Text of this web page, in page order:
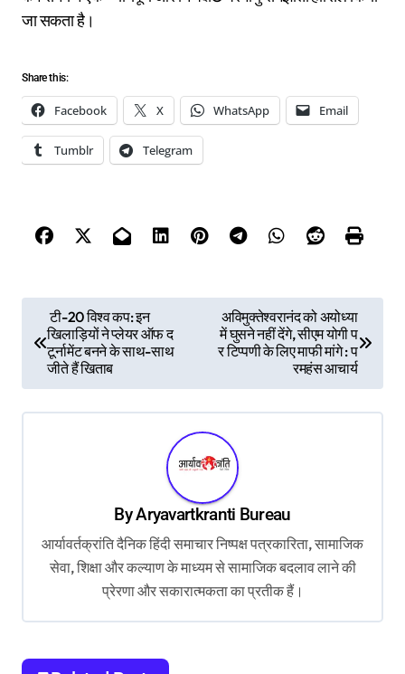
जा सकता है।
Share this:
Facebook X WhatsApp Email
Tumblr Telegram
टी-20 विश्व कप: इन
खिलाड़ियों ने प्लेयर ऑफ द
टूर्नामेंट बनने के साथ-साथ
जीते हैं खिताब
अविमुक्तेश्वरानंद को अयोध्या
में घुसने नहीं देंगे, सीएम योगी प
र टिप्पणी के लिए माफी मांगे : प
रमहंस आचार्य
ByAryavartkranti Bureau
आर्यावर्तक्रांति दैनिक हिंदी समाचार निष्पक्ष पत्रकारिता, सामाजिक
सेवा, शिक्षा और कल्याण के माध्यम से सामाजिक बदलाव लाने की
प्रेरणा और सकारात्मकता का प्रतीक हैं।